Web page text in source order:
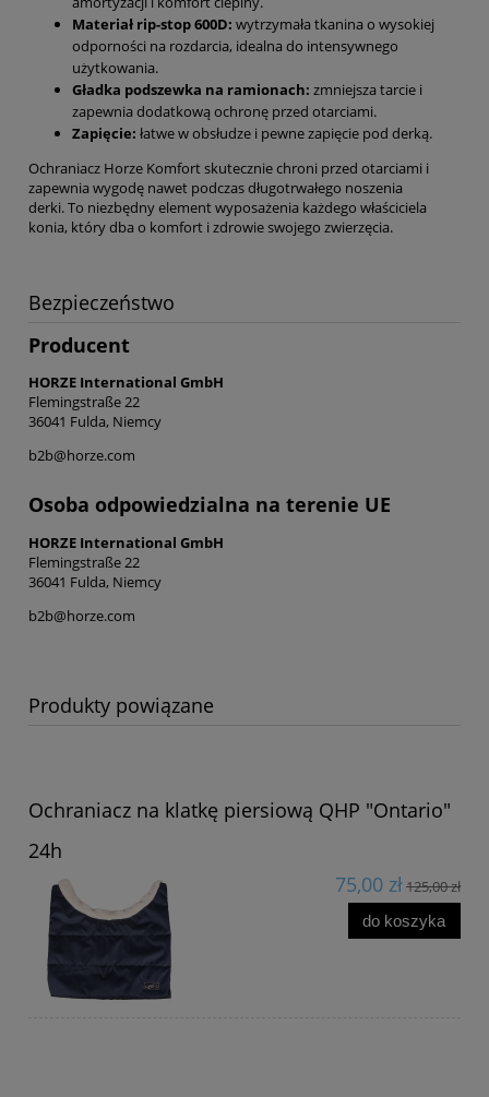
Materiał rip-stop 600D: wytrzymała tkanina o wysokiej
odporności na rozdarcia, idealna do intensywnego
użytkowania.
Gładka podszewka na ramionach: zmniejsza tarcie i
zapewnia dodatkową ochronę przed otarciami.
Zapięcie: łatwe w obsłudze i pewne zapięcie pod derką.
Ochraniacz Horze Komfort skutecznie chroni przed otarciami i
zapewnia wygodę nawet podczas długotrwałego noszenia
derki. To niezbędny element wyposażenia każdego właściciela
konia, który dba o komfort i zdrowie swojego zwierzęcia.
Bezpieczeństwo
Producent
HORZE International GmbH
Flemingstraße 22
36041 Fulda, Niemcy
b2b@horze.com
Osoba odpowiedzialna na terenie UE
HORZE International GmbH
Flemingstraße 22
36041 Fulda, Niemcy
b2b@horze.com
Produkty powiązane
Ochraniacz na klatkę piersiową QHP "Ontario"
24h
75,00 zł125,00 zł
do koszyka